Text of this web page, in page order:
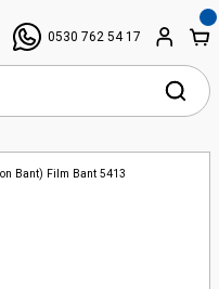
0530 762 54 17